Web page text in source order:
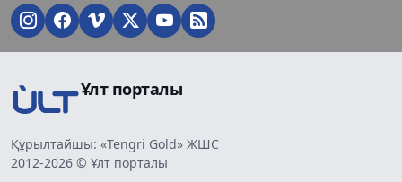
Ұлт порталы
Құрылтайшы: «Tengri Gold» ЖШС
2012-2026 © Ұлт порталы